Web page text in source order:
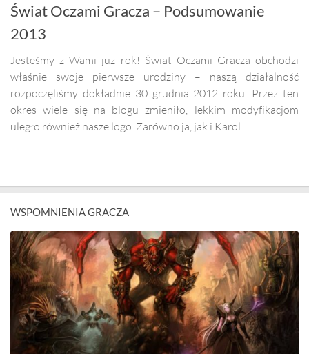
Świat Oczami Gracza – Podsumowanie
2013
Jesteśmy z Wami już rok! Świat Oczami Gracza obchodzi
właśnie swoje pierwsze urodziny – naszą działalność
rozpoczęliśmy dokładnie 30 grudnia 2012 roku. Przez ten
okres wiele się na blogu zmieniło, lekkim modyfikacjom
uległo również nasze logo. Zarówno ja, jak i Karol...
WSPOMNIENIA GRACZA